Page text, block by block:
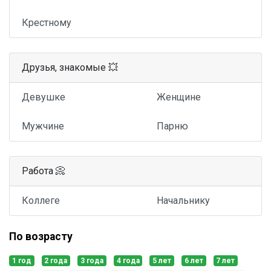
Крестному
Друзья, знакомые 💥
Девушке Женщине
Мужчине Парню
Работа 📀
Коллеге Начальнику
По возрасту
1 год 2 года 3 года 4 года 5 лет 6 лет
7 лет